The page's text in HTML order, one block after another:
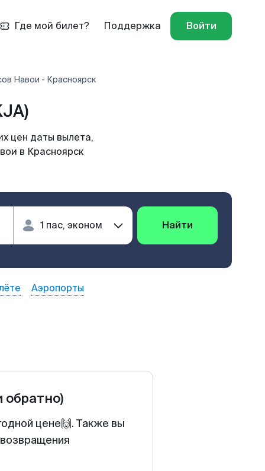
Где мой билет? Поддержка Войти
Навои - Красноярск
цен даты вылета,
в Красноярск
Найти
Аэропорты
обратно)
цене🙌. Также вы